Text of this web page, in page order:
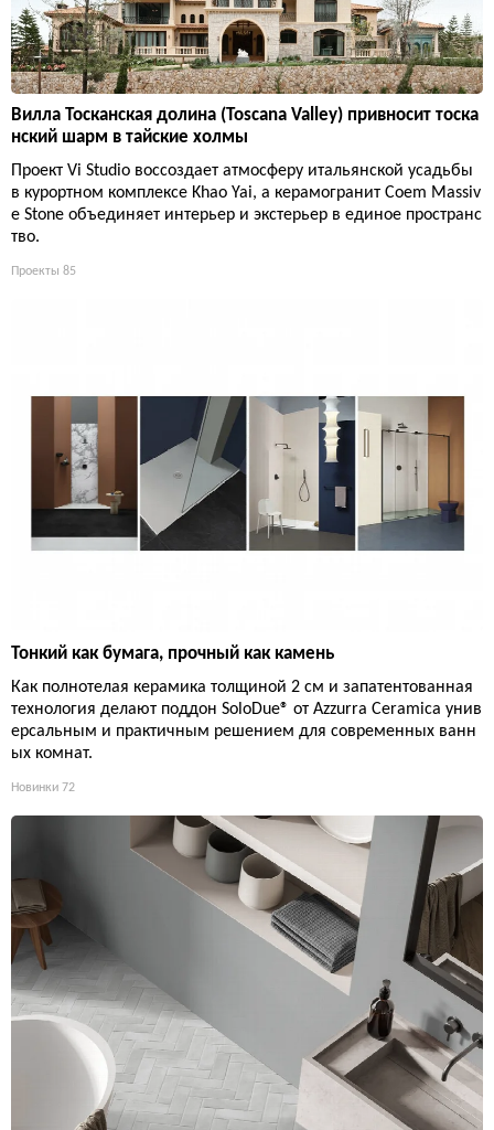
Вилла Тосканская долина (Toscana Valley) привносит тоска
нский шарм в тайские холмы
Проект Vi Studio воссоздает атмосферу итальянской усадьбы
в курортном комплексе Khao Yai, а керамогранит Coem Massiv
e Stone объединяет интерьер и экстерьер в единое пространс
тво.
Проекты 85
Тонкий как бумага, прочный как камень
Как полнотелая керамика толщиной 2 см и запатентованная
технология делают поддон SoloDue® от Azzurra Ceramica унив
ерсальным и практичным решением для современных ванн
ых комнат.
Новинки 72